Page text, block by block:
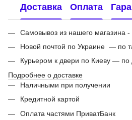
Доставка Оплата
Самовывоз из нашего магазина -
Новой почтой по Украине — по
Курьером к двери по Киеву — по
Подробнее о доставке
Наличными при получении
Кредитной картой
Оплата частями ПриватБанк